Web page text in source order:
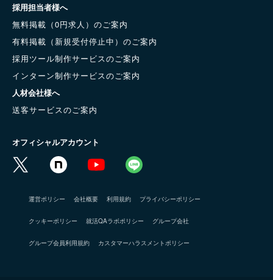
採用担当者様へ
無料掲載（0円求人）のご案内
有料掲載（新規受付停止中）のご案内
採用ツール制作サービスのご案内
インターン制作サービスのご案内
人材会社様へ
送客サービスのご案内
オフィシャルアカウント
運営ポリシー 会社概要 利用規約 プライバシーポリシー
クッキーポリシー 就活QAラボポリシー グループ会社
グループ会員利用規約 カスタマーハラスメントポリシー